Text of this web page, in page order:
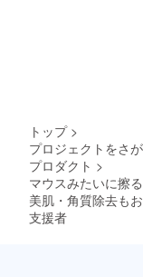
トップ >
プロジェクトをさ
プロダクト >
マウスみたいに擦
美肌・角質除去も
支援者